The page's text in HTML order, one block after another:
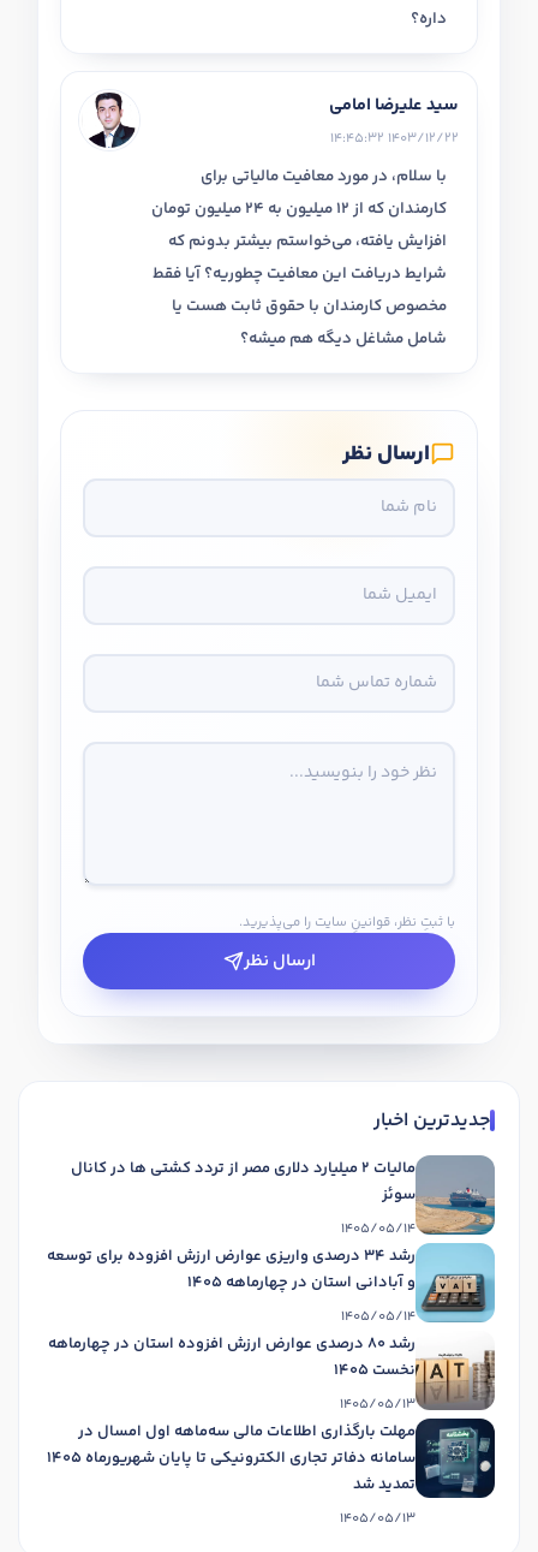
داره؟
سید علیرضا امامی
1403/12/22 14:45:32
با سلام، در مورد معافیت مالیاتی برای
کارمندان که از 12 میلیون به 24 میلیون تومان
افزایش یافته، می‌خواستم بیشتر بدونم که
شرایط دریافت این معافیت چطوریه؟ آیا فقط
مخصوص کارمندان با حقوق ثابت هست یا
شامل مشاغل دیگه هم میشه؟
ارسال نظر
با ثبتِ نظر، قوانینِ سایت را می‌پذیرید.
ارسال نظر
جدیدترین اخبار
مالیات 2 میلیارد دلاری مصر از تردد کشتی ها در کانال
سوئز
1405/05/14
رشد 34 درصدی واریزی عوارض ارزش افزوده برای توسعه
و آبادانی استان در چهارماهه 1405
1405/05/14
رشد 80 درصدی عوارض ارزش افزوده استان در چهارماهه
نخست 1405
1405/05/13
مهلت بارگذاری اطلاعات مالی سه‌ماهه اول امسال در
سامانه دفاتر تجاری الکترونیکی تا پایان شهریورماه 1405
تمدید شد
1405/05/13